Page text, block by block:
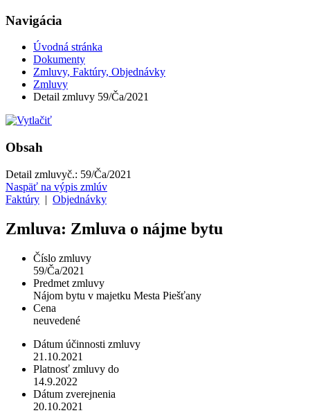
Navigácia
Úvodná stránka
Dokumenty
Zmluvy, Faktúry, Objednávky
Zmluvy
Detail zmluvy 59/Ča/2021
Obsah
Detail zmluvyč.: 59/Ča/2021
Naspäť na výpis zmlúv
Faktúry | Objednávky
Zmluva: Zmluva o nájme bytu
Číslo zmluvy
59/Ča/2021
Predmet zmluvy
Nájom bytu v majetku Mesta Piešťany
Cena
neuvedené
Dátum účinnosti zmluvy
21.10.2021
Platnosť zmluvy do
14.9.2022
Dátum zverejnenia
20.10.2021